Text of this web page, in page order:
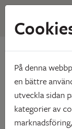
Hem
Nygatan
Kåge
På denna
en bättre
utveckla sidan
kategorier av